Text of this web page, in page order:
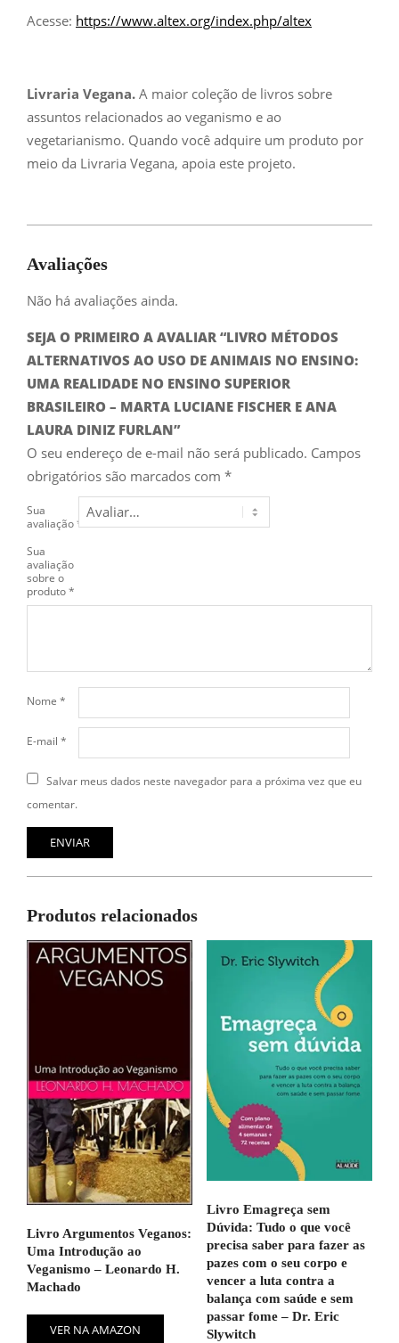
Acesse: https://www.altex.org/index.php/altex
Livraria Vegana. A maior coleção de livros sobre
assuntos relacionados ao veganismo e ao
vegetarianismo. Quando você adquire um produto por
meio da Livraria Vegana, apoia este projeto.
Avaliações
Não há avaliações ainda.
SEJA O PRIMEIRO A AVALIAR “LIVRO MÉTODOS
ALTERNATIVOS AO USO DE ANIMAIS NO ENSINO:
UMA REALIDADE NO ENSINO SUPERIOR
BRASILEIRO – MARTA LUCIANE FISCHER E ANA
LAURA DINIZ FURLAN”
O seu endereço de e-mail não será publicado. Campos
obrigatórios são marcados com *
Sua
avaliação*
Sua
avaliação
sobre o
produto*
Nome *
E-mail *
Salvar meus dados neste navegador para a próxima vez que eu
comentar.
Produtos relacionados
Livro Argumentos Veganos:
Uma Introdução ao
Veganismo – Leonardo H.
Machado
VER NA AMAZON
Livro Emagreça sem
Dúvida: Tudo o que você
precisa saber para fazer as
pazes com o seu corpo e
vencer a luta contra a
balança com saúde e sem
passar fome – Dr. Eric
Slywitch